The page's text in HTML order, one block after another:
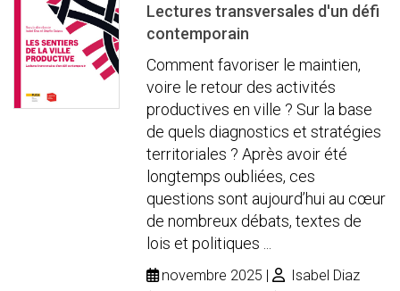
Lectures transversales d'un défi
contemporain
Comment favoriser le maintien,
voire le retour des activités
productives en ville ? Sur la base
de quels diagnostics et stratégies
territoriales ? Après avoir été
longtemps oubliées, ces
questions sont aujourd’hui au cœur
de nombreux débats, textes de
lois et politiques ...
novembre 2025
Isabel Diaz